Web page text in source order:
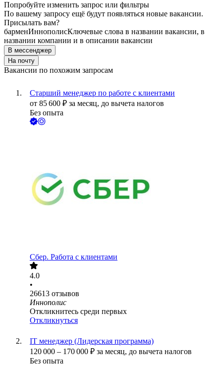
Попробуйте изменить запрос или фильтры
По вашему запросу ещё будут появляться новые вакансии.
Присылать вам?
барменИннополисКлючевые слова в названии вакансии, в
названии компании и в описании вакансии
В мессенджер
На почту
Вакансии по похожим запросам
Старший менеджер по работе с клиентами
от 85 600 ₽ за месяц, до вычета налогов
Без опыта
Сбер. Работа с клиентами
4.0
•
26613 отзывов
Иннополис
Откликнитесь среди первых
Откликнуться
IT менеджер (Лидерская программа)
120 000 – 170 000 ₽ за месяц, до вычета налогов
Без опыта